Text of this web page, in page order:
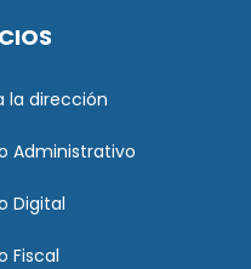
la dirección
Administrativo
Digital
Fiscal